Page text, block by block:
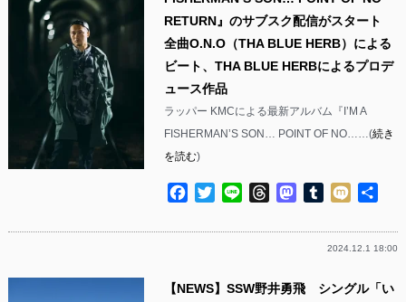
RETURN』のサブスク配信がスタート
全曲O.N.O（THA BLUE HERB）による
ビート、THA BLUE HERBによるプロデ
ュース作品
ラッパー KMCによる最新アルバム『I’M A
FISHERMAN’S SON… POINT OF NO……(続き
を読む)
Facebook
TwitterLine ThreadsMastodon
Tumblr
Mixi
2024.12.1 18:00
【NEWS】SSW野井勇飛 シングル「い